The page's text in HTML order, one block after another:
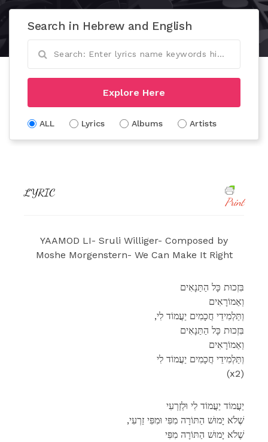
Search in Hebrew and English
Explore Here
ALL Lyrics Albums Artists
LYRIC
Print
YAAMOD LI- Sruli Williger- Composed by
Moshe Morgenstern- We Can Make It Right
בִּזְכוּת כָּל הַתַּנָאִים
וְאַמוֹרָאִים
,וְתַּלְמִידֵי חֲכָמִים יַעֲמוֹד לִי
בִּזְכוּת כָּל הַתַּנָאִים
וְאַמוֹרָאִים
וְתַּלְמִידֵי חֲכָמִים יַעֲמוֹד לִי
(x2)
יַעֲמוֹד יַעֲמוֹד לִי וּלְזַרְעִי
,שֶׁלֹא יָמוּשׁ הַתּוֹרָה מִפִּי וּמִפִּי זַרְעִי
שֶׁלֹא יָמוּשׁ הַתּוֹרָה מִפִּי